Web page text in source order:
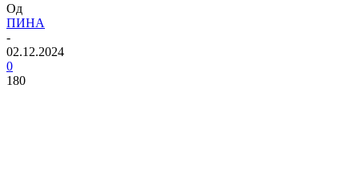
Од
ПИНА
-
02.12.2024
0
180